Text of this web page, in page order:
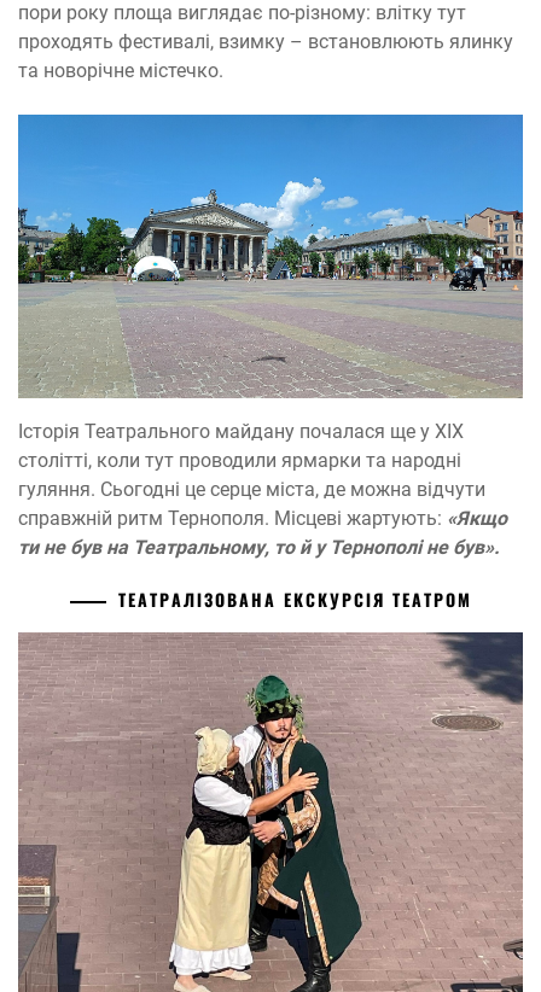
пори року площа виглядає по-різному: влітку тут
проходять фестивалі, взимку – встановлюють ялинку
та новорічне містечко.
Історія Театрального майдану почалася ще у ХІХ
столітті, коли тут проводили ярмарки та народні
гуляння. Сьогодні це серце міста, де можна відчути
справжній ритм Тернополя. Місцеві жартують: «Якщо
ти не був на Театральному, то й у Тернополі не був».
ТЕАТРАЛІЗОВАНА ЕКСКУРСІЯ ТЕАТРОМ